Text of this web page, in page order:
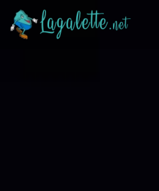
Accéder au contenu principal